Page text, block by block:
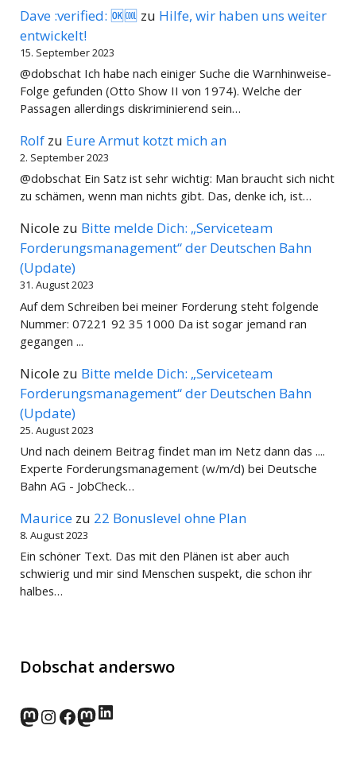
Dave :verified: 🆗🆒 zu Hilfe, wir haben uns weiter
entwickelt!
15. September 2023
@dobschat Ich habe nach einiger Suche die Warnhinweise-
Folge gefunden (Otto Show II von 1974). Welche der
Passagen allerdings diskriminierend sein…
Rolf zu Eure Armut kotzt mich an
2. September 2023
@dobschat Ein Satz ist sehr wichtig: Man braucht sich nicht
zu schämen, wenn man nichts gibt. Das, denke ich, ist…
Nicole zu Bitte melde Dich: „Serviceteam
Forderungsmanagement“ der Deutschen Bahn
(Update)
31. August 2023
Auf dem Schreiben bei meiner Forderung steht folgende
Nummer: 07221 92 35 1000 Da ist sogar jemand ran
gegangen ...
Nicole zu Bitte melde Dich: „Serviceteam
Forderungsmanagement“ der Deutschen Bahn
(Update)
25. August 2023
Und nach deinem Beitrag findet man im Netz dann das ....
Experte Forderungsmanagement (w/m/d) bei Deutsche
Bahn AG - JobCheck…
Maurice zu 22 Bonuslevel ohne Plan
8. August 2023
Ein schöner Text. Das mit den Plänen ist aber auch
schwierig und mir sind Menschen suspekt, die schon ihr
halbes…
Dobschat anderswo
norden.social
Instagram
Facebook
wp-punks.social
LinkedIn